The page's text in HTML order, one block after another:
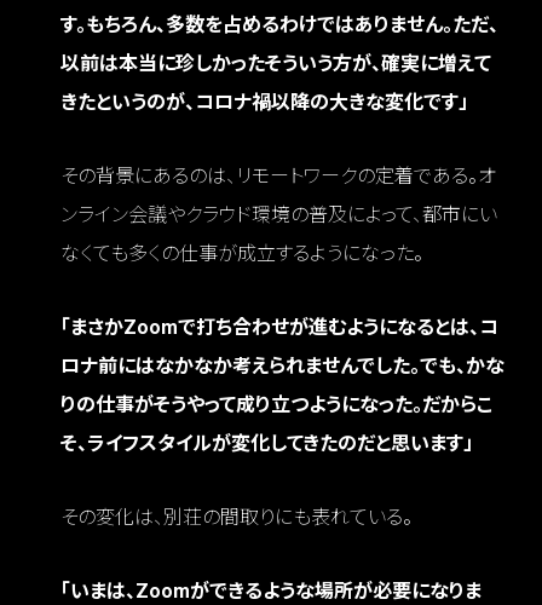
す。もちろん、多数を占めるわけではありません。ただ、
以前は本当に珍しかったそういう方が、確実に増えて
きたというのが、コロナ禍以降の大きな変化です」
その背景にあるのは、リモートワークの定着である。オ
ンライン会議やクラウド環境の普及によって、都市にい
なくても多くの仕事が成立するようになった。
「まさかZoomで打ち合わせが進むようになるとは、コ
ロナ前にはなかなか考えられませんでした。でも、かな
りの仕事がそうやって成り立つようになった。だからこ
そ、ライフスタイルが変化してきたのだと思います」
その変化は、別荘の間取りにも表れている。
「いまは、Zoomができるような場所が必要になりま